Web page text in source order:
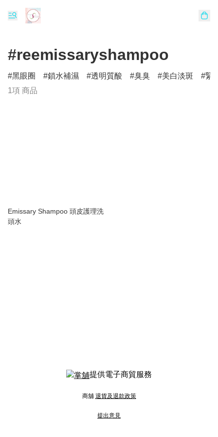
#reemissaryshampoo
黑眼圈 鎖水補濕 透明質酸 臭臭 美白淡斑
緊
1項 商品
Emissary Shampoo 頭皮護理洗
頭水
提供電子商貿服務
商舖 退貨及退款政策
提出意見